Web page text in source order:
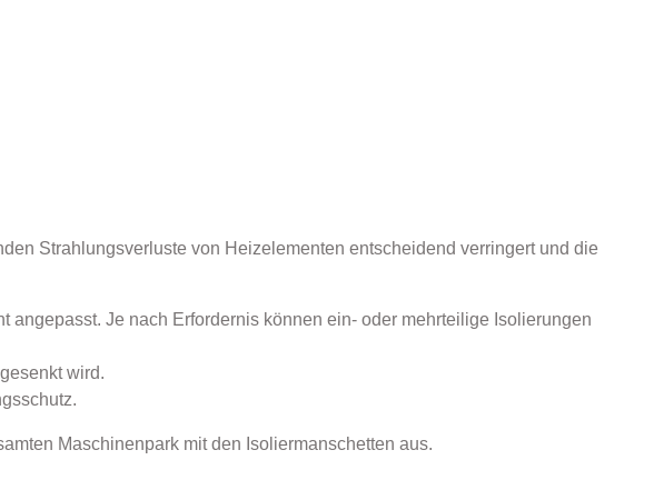
Strahlungsverluste von Heizelementen entscheidend verringert und die
Je nach Erfordernis können ein- oder mehrteilige Isolierungen
wird.
Maschinenpark mit den Isoliermanschetten aus.